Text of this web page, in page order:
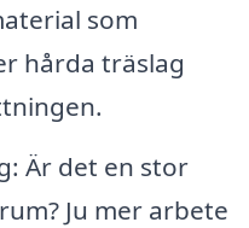
som
hårda träslag
Är det en stor
Ju mer arbete